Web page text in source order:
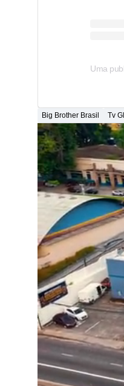
Uma
Big Brother Brasil Tv